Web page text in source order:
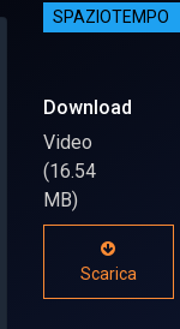
SPAZIOTEMPO
Download
Video
(16.54
MB)
Scarica